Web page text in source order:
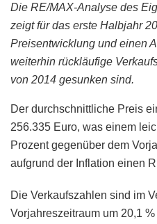
Die RE/MAX-Analyse des
zeigt für das erste Halbjahr
Preisentwicklung und einen
weiterhin rückläufige
von 2014 gesunken sind.
Der durchschnittliche Preis
256.335 Euro, was einem
Prozent gegenüber dem
aufgrund der Inflation einen
Die Verkaufszahlen sind im
Vorjahreszeitraum um 20,1